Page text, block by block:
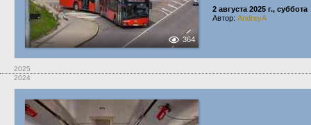
364
2 августа 2025 г., суббота
Автор: AndreyA
2025
2024